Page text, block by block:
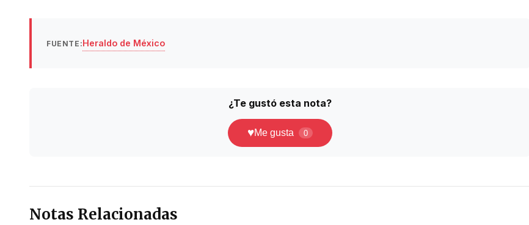
FUENTE:Heraldo de México
¿Te gustó esta nota?
♥Me gusta 0
Notas Relacionadas